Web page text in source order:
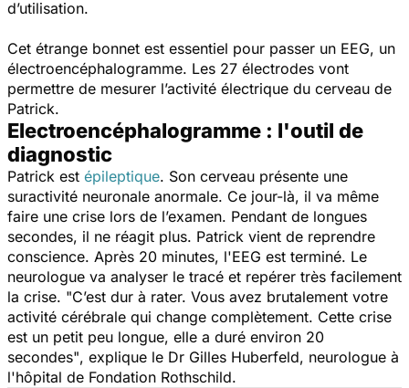
d’utilisation.
Cet étrange bonnet est essentiel pour passer un EEG, un
électroencéphalogramme. Les 27 électrodes vont
permettre de mesurer l’activité électrique du cerveau de
Patrick.
Electroencéphalogramme : l'outil de
diagnostic
Patrick est épileptique. Son cerveau présente une
suractivité neuronale anormale. Ce jour-là, il va même
faire une crise lors de l’examen. Pendant de longues
secondes, il ne réagit plus. Patrick vient de reprendre
conscience. Après 20 minutes, l'EEG est terminé. Le
neurologue va analyser le tracé et repérer très facilement
la crise. "C’est dur à rater. Vous avez brutalement votre
activité cérébrale qui change complètement. Cette crise
est un petit peu longue, elle a duré environ 20
secondes", explique le Dr Gilles Huberfeld, neurologue à
l'hôpital de Fondation Rothschild.